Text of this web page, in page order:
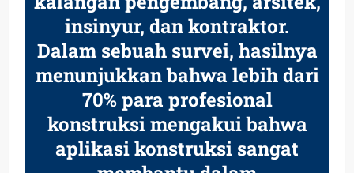
insinyur, dan kontraktor.
Dalam sebuah survei, hasilnya
menunjukkan bahwa lebih dari
70% para profesional
konstruksi mengakui bahwa
aplikasi konstruksi sangat